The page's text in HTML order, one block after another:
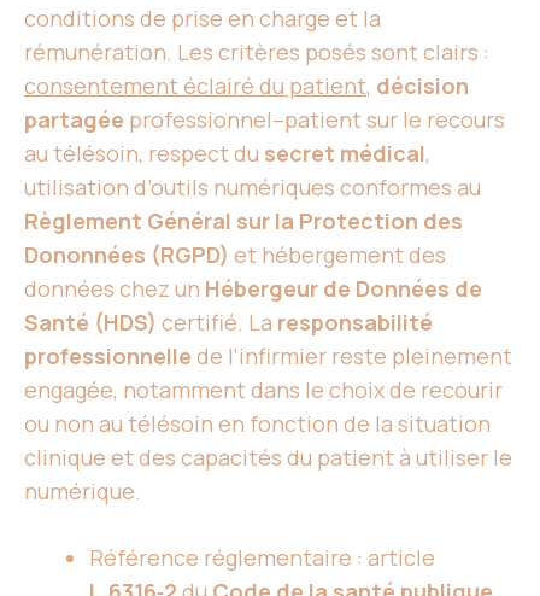
conditions de prise en charge et la
rémunération. Les critères posés sont clairs :
consentement éclairé du patient, décision
partagée professionnel–patient sur le recours
au télésoin, respect du secret médical,
utilisation d’outils numériques conformes au
Règlement Général sur la Protection des
Dononnées (RGPD) et hébergement des
données chez un Hébergeur de Données de
Santé (HDS) certifié. La responsabilité
professionnelle de l’infirmier reste pleinement
engagée, notamment dans le choix de recourir
ou non au télésoin en fonction de la situation
clinique et des capacités du patient à utiliser le
numérique.
Référence réglementaire : article